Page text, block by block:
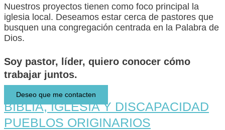
Nuestros proyectos tienen como foco principal la
iglesia local. Deseamos estar cerca de pastores que
busquen una congregación centrada en la Palabra de
Dios.
Soy pastor, líder, quiero conocer cómo
trabajar juntos.
Deseo que me contacten
BIBLIA, IGLESIA Y DISCAPACIDAD
PUEBLOS ORIGINARIOS